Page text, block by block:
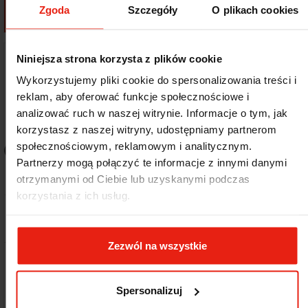
Zgoda Szczegóły O plikach cookies
Niniejsza strona korzysta z plików cookie
Wykorzystujemy pliki cookie do spersonalizowania treści i
reklam, aby oferować funkcje społecznościowe i
analizować ruch w naszej witrynie. Informacje o tym, jak
korzystasz z naszej witryny, udostępniamy partnerom
społecznościowym, reklamowym i analitycznym.
Partnerzy mogą połączyć te informacje z innymi danymi
otrzymanymi od Ciebie lub uzyskanymi podczas
korzystania z ich usług.
Zezwól na wszystkie
Spersonalizuj
Dodaj do koszyka Dodaj do koszyka
Dostępność:48h
Hendi
Kod produktu:
551011
Końcówki do rękawów
13-15-17 HENDI 551011
Cena podstawowa
24,11 zł
Dostępność: 48h
Producent:
Hendi
Kod produktu:
551400
59,41 zł
48,30 zł bez VAT